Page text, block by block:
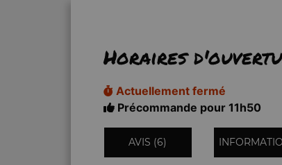
Horaires
Actuellement fermé
Précommande pour 11h50
AVIS (6)